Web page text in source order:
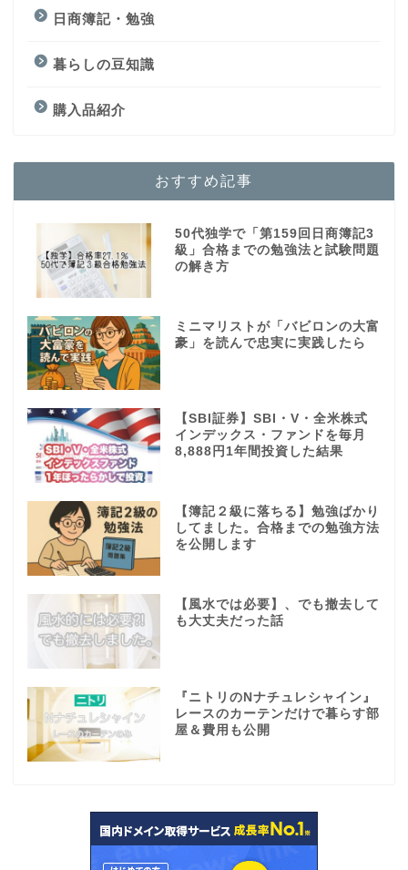
日商簿記・勉強
暮らしの豆知識
購入品紹介
おすすめ記事
50代独学で「第159回日商簿記3
級」合格までの勉強法と試験問題
の解き方
ミニマリストが「バビロンの大富
豪」を読んで忠実に実践したら
【SBI証券】SBI・V・全米株式
インデックス・ファンドを毎月
8,888円1年間投資した結果
【簿記２級に落ちる】勉強ばかり
してました。合格までの勉強方法
を公開します
【風水では必要】、でも撤去して
も大丈夫だった話
『ニトリのNナチュレシャイン』
レースのカーテンだけで暮らす部
屋＆費用も公開